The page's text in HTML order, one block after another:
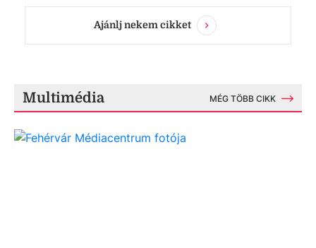
Ajánlj nekem cikket
Multimédia MÉG TÖBB CIKK